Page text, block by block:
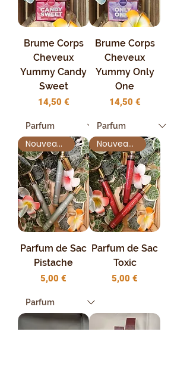
Brume Corps
Cheveux
Yummy Candy
Sweet
Prix
14,50 €
Brume Corps
Cheveux
Yummy Only
One
Prix
14,50 €
Nouveauté !
Parfum de Sac
Pistache
Prix
5,00 €
Nouveauté !
Parfum de Sac
Toxic
Prix
5,00 €